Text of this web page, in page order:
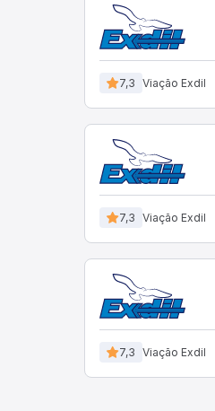
7,3 Viação Exdil
7,3 Viação Exdil
7,3 Viação Exdil